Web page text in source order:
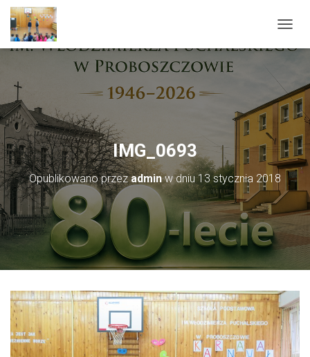
IMG_0693
Opublikowano przezadminw dniu13 stycznia 2018